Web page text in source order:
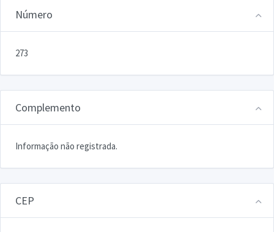
Número
273
Complemento
Informação não registrada.
CEP